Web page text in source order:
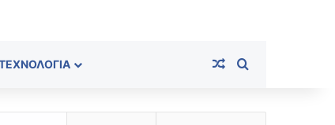
Random Article